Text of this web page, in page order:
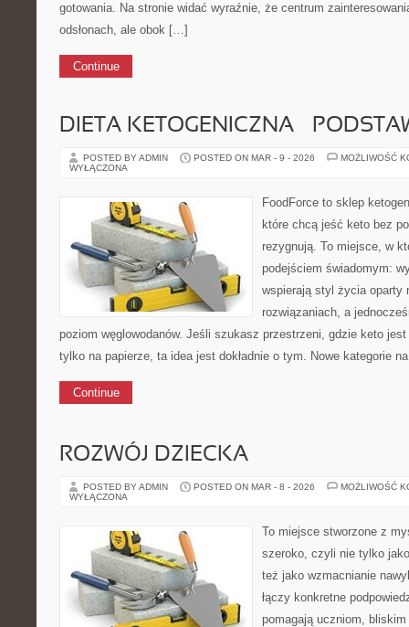
gotowania. Na stronie widać wyraźnie, że centrum
odsłonach, ale obok […]
Continue
DIETA KETOGENICZNA –
POSTED BY ADMIN POSTED ON MAR - 9 - 2026
MOŻLIWOŚĆ
WYŁĄCZONA
FoodForce to sklep
które chcą jeść keto bez
rezygnują. To miejsce, w
podejściem świadomym:
wspierają styl życia oparty
rozwiązaniach, a
poziom węglowodanów. Jeśli szukasz przestrzeni, gdzie keto
tylko na papierze, ta idea jest dokładnie o tym. Nowe kategorie
Continue
ROZWÓJ DZIECKA
POSTED BY ADMIN POSTED ON MAR - 8 - 2026
MOŻLIWOŚĆ
WYŁĄCZONA
To miejsce stworzone z
szeroko, czyli nie tylko
też jako wzmacnianie
łączy konkretne
pomagają uczniom,